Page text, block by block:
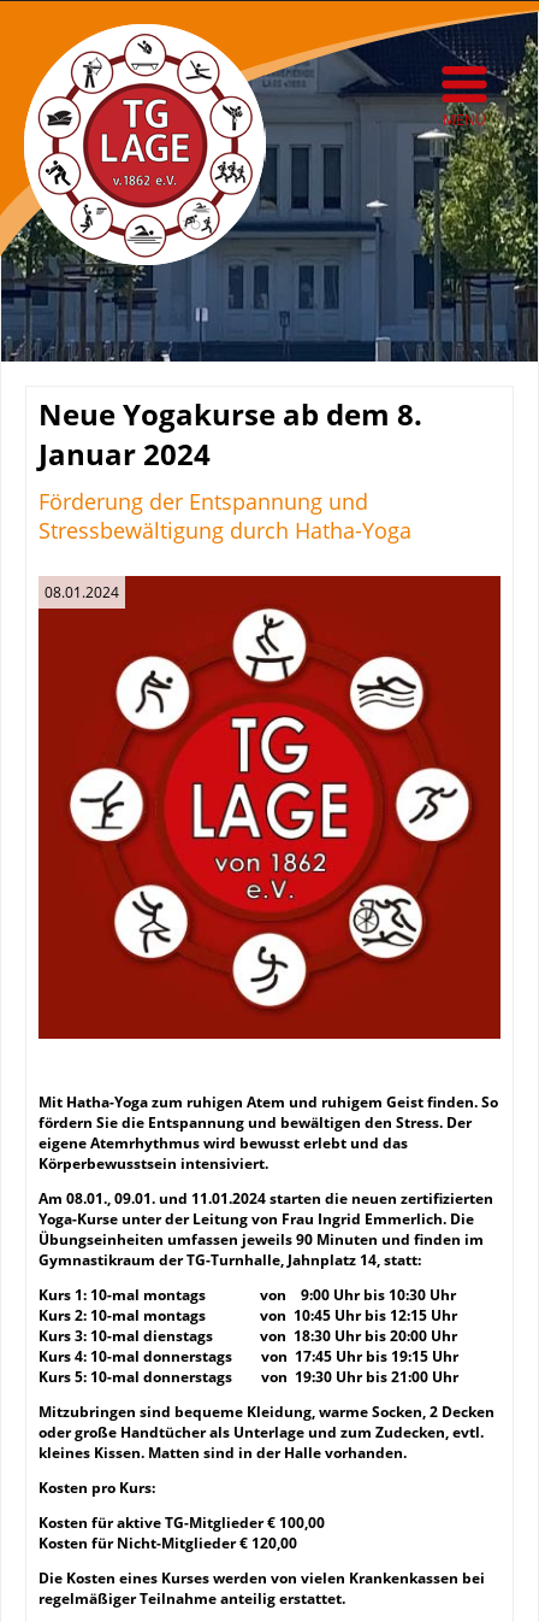
MENÜ
Neue Yogakurse ab dem 8.
Januar 2024
Förderung der Entspannung und
Stressbewältigung durch Hatha-Yoga
08.01.2024
Mit Hatha-Yoga zum ruhigen Atem und ruhigem Geist finden. So
fördern Sie die Entspannung und bewältigen den Stress. Der
eigene Atemrhythmus wird bewusst erlebt und das
Körperbewusstsein intensiviert.
Am 08.01., 09.01. und 11.01.2024 starten die neuen zertifizierten
Yoga-Kurse unter der Leitung von Frau Ingrid Emmerlich. Die
Übungseinheiten umfassen jeweils 90 Minuten und finden im
Gymnastikraum der TG-Turnhalle, Jahnplatz 14, statt:
Kurs 1: 10-mal montags von 9:00 Uhr bis 10:30 Uhr
Kurs 2: 10-mal montags von 10:45 Uhr bis 12:15 Uhr
Kurs 3: 10-mal dienstags von 18:30 Uhr bis 20:00 Uhr
Kurs 4: 10-mal donnerstags von 17:45 Uhr bis 19:15 Uhr
Kurs 5: 10-mal donnerstags von 19:30 Uhr bis 21:00 Uhr
Mitzubringen sind bequeme Kleidung, warme Socken, 2 Decken
oder große Handtücher als Unterlage und zum Zudecken, evtl.
kleines Kissen. Matten sind in der Halle vorhanden.
Kosten pro Kurs:
Kosten für aktive TG-Mitglieder € 100,00
Kosten für Nicht-Mitglieder € 120,00
Die Kosten eines Kurses werden von vielen Krankenkassen bei
regelmäßiger Teilnahme anteilig erstattet.